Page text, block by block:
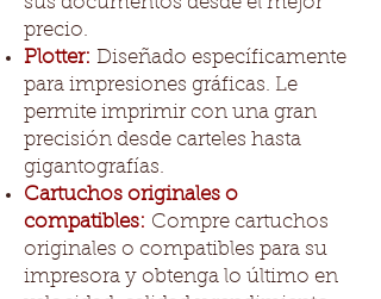
precio.
Plotter: Diseñado específicamente
para impresiones gráficas. Le
permite imprimir con una gran
precisión desde carteles hasta
gigantografías.
Cartuchos originales o
compatibles: Compre cartuchos
originales o compatibles para su
impresora y obtenga lo último en